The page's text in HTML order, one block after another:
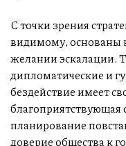
С точки зрения
видимому, основаны
желании эскалации.
дипломатические и
бездействие имеет
благоприятствующая
планирование
доверие общества к